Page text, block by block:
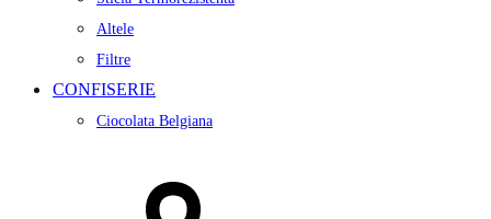
Altele
Filtre
CONFISERIE
Ciocolata Belgiana